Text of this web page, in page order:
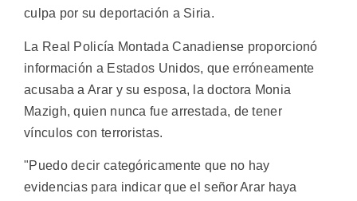
culpa por su deportación a Siria.
La Real Policía Montada Canadiense proporcionó
información a Estados Unidos, que erróneamente
acusaba a Arar y su esposa, la doctora Monia
Mazigh, quien nunca fue arrestada, de tener
vínculos con terroristas.
"Puedo decir categóricamente que no hay
evidencias para indicar que el señor Arar haya